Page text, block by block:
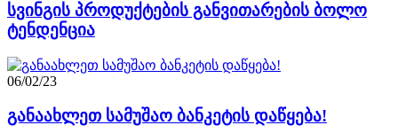
სვინგის პროდუქტების განვითარების ბოლო
ტენდენცია
06/02/23
განაახლეთ სამუშაო ბანკეტის დაწყება!